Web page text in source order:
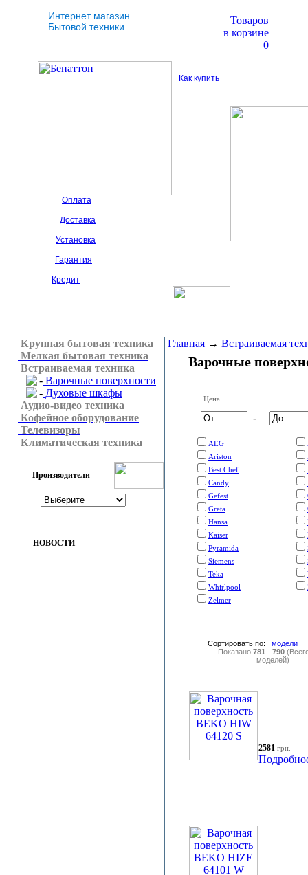
Интернет магазин
Бытовой техники
Товаров
в корзине
0
Как купить
Оплата
Доставка
Установка
Гарантия
Кредит
Крупная бытовая техника
Мелкая бытовая техника
Встраиваемая техника
Варочные поверхности
Духовые шкафы
Аудио-видео техника
Кофейное оборудование
Телевизоры
Климатическая техника
Производители
НОВОСТИ
Главная → Встраиваемая
Варочные
Цена
-
AEG
Ariston
Best Chef
Candy
Gefest
Greta
Hansa
Kaiser
Pyramida
Siemens
Teka
Whirlpool
Zelmer
Сортировать по: модели
Показано 781 - 790
моделей)
2581 грн.